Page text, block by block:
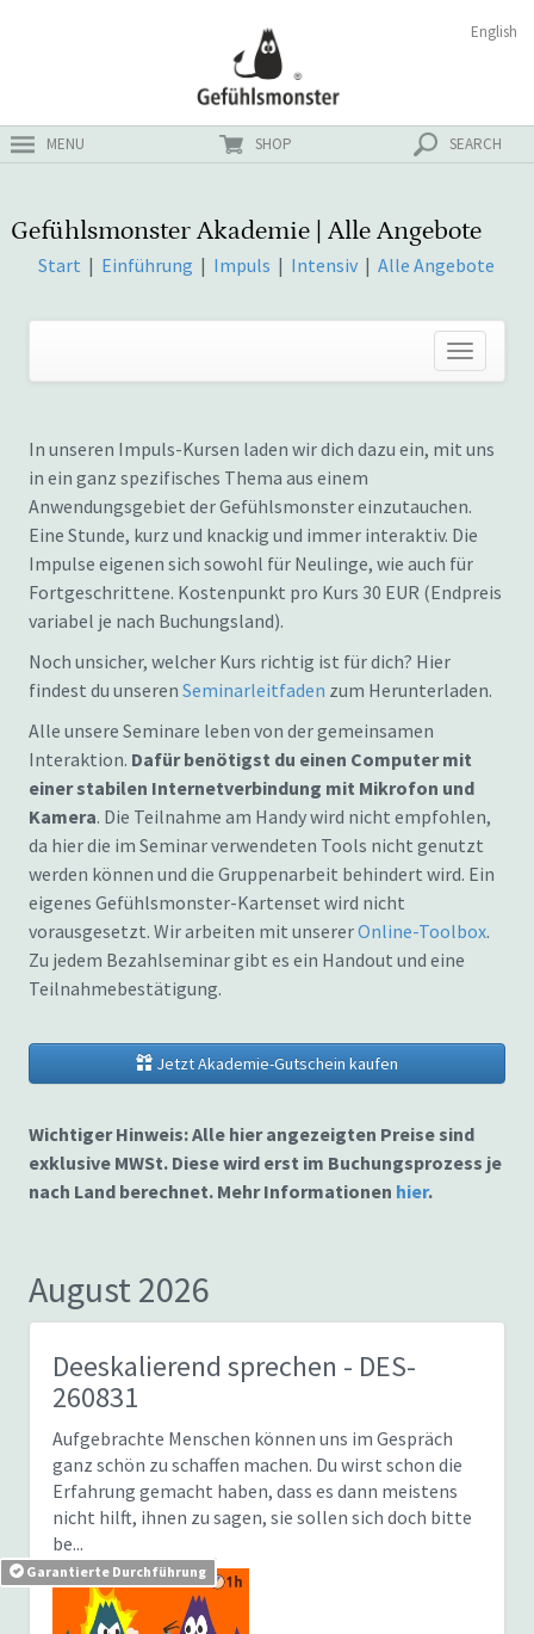
MENU SHOP SEARCH
English
Gefühlsmonster Akademie | Alle Angebote
Start | Einführung | Impuls | Intensiv |Alle Angebote
In unseren Impuls-Kursen laden wir dich dazu ein, mit uns
in ein ganz spezifisches Thema aus einem
Anwendungsgebiet der Gefühlsmonster einzutauchen.
Eine Stunde, kurz und knackig und immer interaktiv. Die
Impulse eigenen sich sowohl für Neulinge, wie auch für
Fortgeschrittene. Kostenpunkt pro Kurs 30 EUR (Endpreis
variabel je nach Buchungsland).
Noch unsicher, welcher Kurs richtig ist für dich? Hier
findest du unseren Seminarleitfaden zum Herunterladen.
Alle unsere Seminare leben von der gemeinsamen
Interaktion. Dafür benötigst du einen Computer mit
einer stabilen Internetverbindung mit Mikrofon und
Kamera. Die Teilnahme am Handy wird nicht empfohlen,
da hier die im Seminar verwendeten Tools nicht genutzt
werden können und die Gruppenarbeit behindert wird. Ein
eigenes Gefühlsmonster-Kartenset wird nicht
vorausgesetzt. Wir arbeiten mit unsererOnline-Toolbox.
Zu jedem Bezahlseminar gibt es ein Handout und eine
Teilnahmebestätigung.
Jetzt Akademie-Gutschein kaufen
Wichtiger Hinweis: Alle hier angezeigten Preise sind
exklusive MWSt. Diese wird erst im Buchungsprozess je
nach Land berechnet. Mehr Informationen hier.
August 2026
Deeskalierend sprechen - DES-
260831
Aufgebrachte Menschen können uns im Gespräch
ganz schön zu schaffen machen. Du wirst schon die
Erfahrung gemacht haben, dass es dann meistens
nicht hilft, ihnen zu sagen, sie sollen sich doch bitte
be...
Garantierte Durchführung